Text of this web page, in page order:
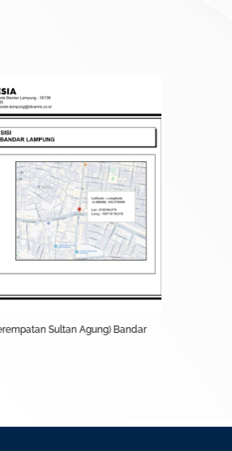
Sultan Agung) Bandar